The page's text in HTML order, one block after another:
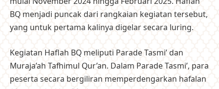
BQ menjadi puncak dari rangkaian kegiatan tersebut,
yang untuk pertama kalinya digelar secara luring.
Kegiatan Haflah BQ meliputi Parade Tasmi’ dan
Muraja’ah Tafhimul Qur’an. Dalam Parade Tasmi’, para
peserta secara bergiliran memperdengarkan hafalan